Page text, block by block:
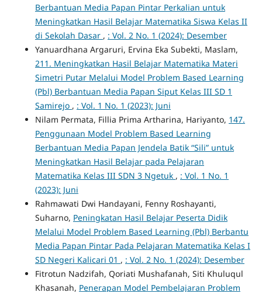
Berbantuan Media Papan Pintar Perkalian untuk
Meningkatkan Hasil Belajar Matematika Siswa Kelas II
di Sekolah Dasar , : Vol. 2 No. 1 (2024): Desember
Yanuardhana Argaruri, Ervina Eka Subekti, Maslam,
211. Meningkatkan Hasil Belajar Matematika Materi
Simetri Putar Melalui Model Problem Based Learning
(Pbl) Berbantuan Media Papan Siput Kelas III SD 1
Samirejo , : Vol. 1 No. 1 (2023): Juni
Nilam Permata, Fillia Prima Artharina, Hariyanto, 147.
Penggunaan Model Problem Based Learning
Berbantuan Media Papan Jendela Batik “Sili” untuk
Meningkatkan Hasil Belajar pada Pelajaran
Matematika Kelas III SDN 3 Ngetuk , : Vol. 1 No. 1
(2023): Juni
Rahmawati Dwi Handayani, Fenny Roshayanti,
Suharno, Peningkatan Hasil Belajar Peserta Didik
Melalui Model Problem Based Learning (Pbl) Berbantu
Media Papan Pintar Pada Pelajaran Matematika Kelas I
SD Negeri Kalicari 01 , : Vol. 2 No. 1 (2024): Desember
Fitrotun Nadzifah, Qoriati Mushafanah, Siti Khuluqul
Khasanah, Penerapan Model Pembelajaran Problem